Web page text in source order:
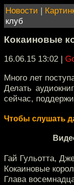
Новости |
клуб
Кокаиновые
16.06.15 13:02 |
Много лет
Делать
сейчас,
Чтобы слушать
Гай Гульотта,
Кокаиновые
Глава